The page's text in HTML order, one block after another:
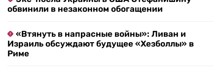
обвинили в незаконном обогащении
«Втянуть в напрасные войны»: Ливан и
Израиль обсуждают будущее «Хезболлы» в
Риме